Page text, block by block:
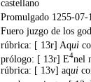
castellano
Promulgado 1255-07-
Fuero juzgo de los
rúbrica: [ 13r] Aqui
prólogo: [ 13r] E4nel
rúbrica: [ 13v] aqui